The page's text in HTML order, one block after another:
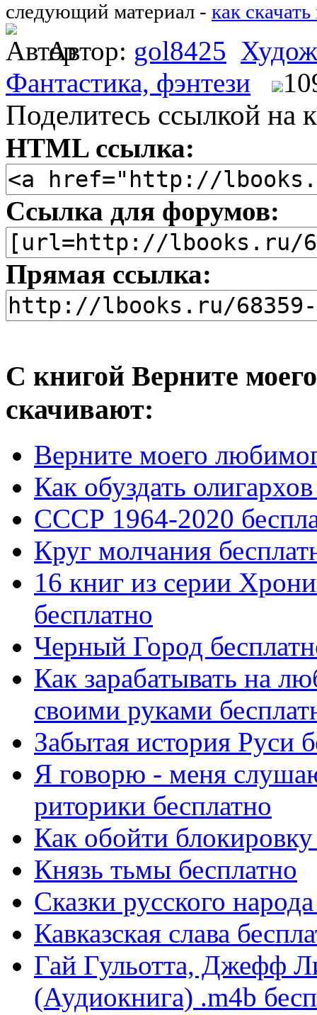
следующий материал - как
Автор: gol8425
Фантастика, фэнтези
Поделитесь ссылкой на
HTML ссылка:
Ссылка для форумов:
Прямая ссылка:
С книгой Верните
скачивают:
Верните моего
Как обуздать
СССР 1964-2020
Круг молчания
16 книг из серии
бесплатно
Черный Город
Как зарабатывать на
своими руками
Забытая история Руси
Я говорю - меня
риторики бесплатно
Как обойти блокировку
Князь тьмы бесплатно
Сказки русского
Кавказская слава
Гай Гульотта, Джефф
(Аудиокнига) .m4b